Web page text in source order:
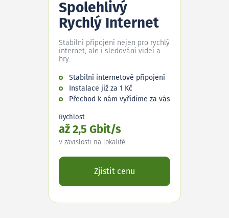
Spolehlivý
Rychlý Internet
Stabilní připojení nejen pro rychlý
internet, ale i sledování videí a
hry.
Stabilní internetové připojení
Instalace již za 1 Kč
Přechod k nám vyřídíme za vás
Rychlost
až 2,5 Gbit/s
V závislosti na lokalitě.
Zjistit cenu